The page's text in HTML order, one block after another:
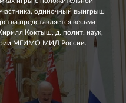
одиночный выигрыш
представляется весьма
Коктыш, д. полит. наук,
МГИМО МИД России.